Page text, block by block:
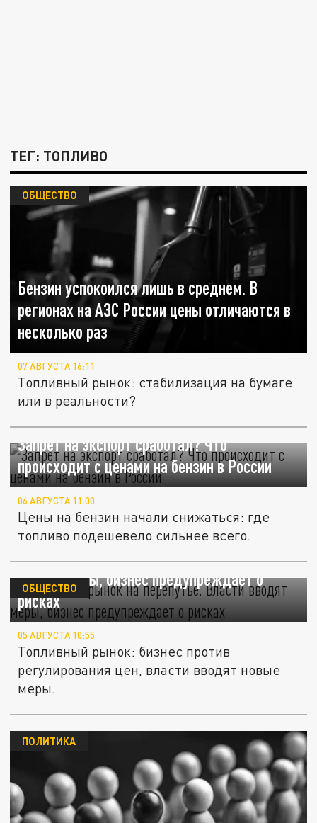
ТЕГ: ТОПЛИВО
Бензин успокоился лишь в среднем. В
регионах на АЗС России цены отличаются в
несколько раз
ОБЩЕСТВО
07 АВГУСТА 16:11
Топливный рынок: стабилизация на бумаге
или в реальности?
Запрет на экспорт сработал? Что
происходит с ценами на бензин в России
06 АВГУСТА 11:00
Цены на бензин начали снижаться: где
топливо подешевело сильнее всего.
Топливный рынок на перепутье. Власти
вводят меры, бизнес предупреждает о
рисках
ОБЩЕСТВО
05 АВГУСТА 10:55
Топливный рынок: бизнес против
регулирования цен, власти вводят новые
меры.
ПОЛИТИКА